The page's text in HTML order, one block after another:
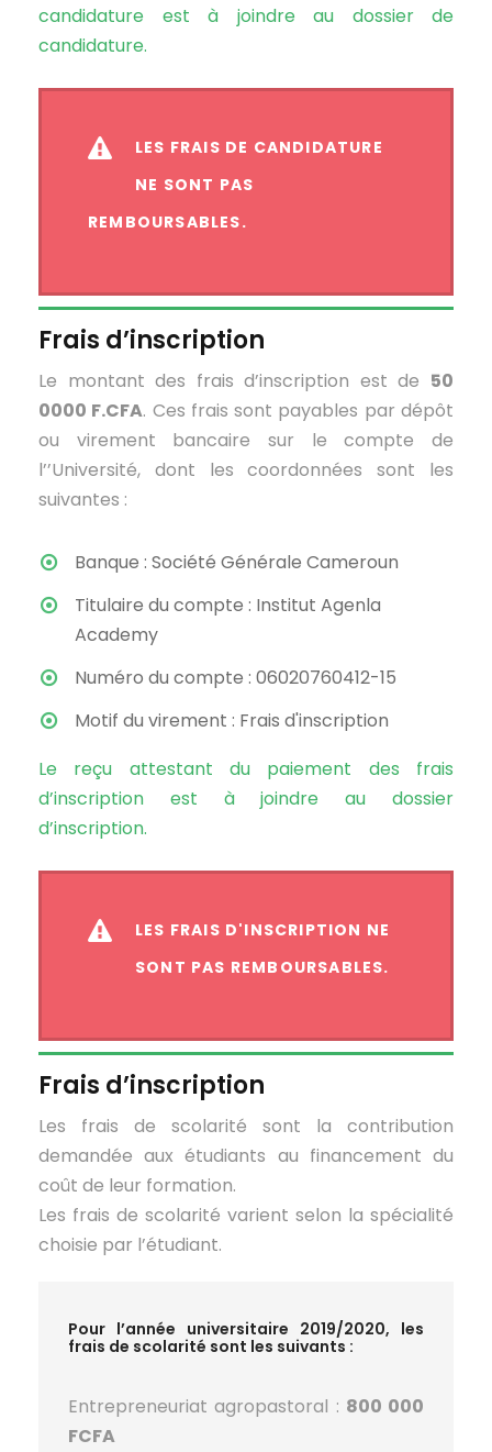
candidature est à joindre au dossier de
candidature.
LES FRAIS DE CANDIDATURE
NE SONT PAS
REMBOURSABLES.
Frais d’inscription
Le montant des frais d’inscription est de 50
0000 F.CFA. Ces frais sont payables par dépôt
ou virement bancaire sur le compte de
l’’Université, dont les coordonnées sont les
suivantes :
Banque : Société Générale Cameroun
Titulaire du compte : Institut Agenla
Academy
Numéro du compte : 06020760412-15
Motif du virement : Frais d'inscription
Le reçu attestant du paiement des frais
d’inscription est à joindre au dossier
d’inscription.
LES FRAIS D'INSCRIPTION NE
SONT PAS REMBOURSABLES.
Frais d’inscription
Les frais de scolarité sont la contribution
demandée aux étudiants au financement du
coût de leur formation.
Les frais de scolarité varient selon la spécialité
choisie par l’étudiant.
Pour l’année universitaire 2019/2020, les
frais de scolarité sont les suivants :
Entrepreneuriat agropastoral : 800 000
FCFA